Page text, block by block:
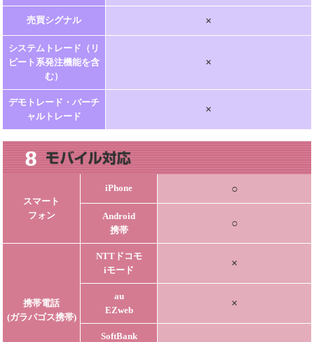
売買シグナル ×
システムトレード（リ
ピート系発注機能を含
む）
×
デモトレード・バーチ
ャルトレード
×
スマート
フォン
iPhone ○
Android
携帯
○
携帯電話
(ガラパゴス携帯)
NTTドコモ
iモード
×
au
EZweb
×
SoftBank